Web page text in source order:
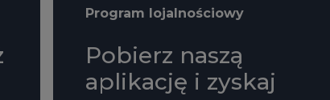
Program lojalnościowy
Pobierz naszą
aplikację i zyskaj